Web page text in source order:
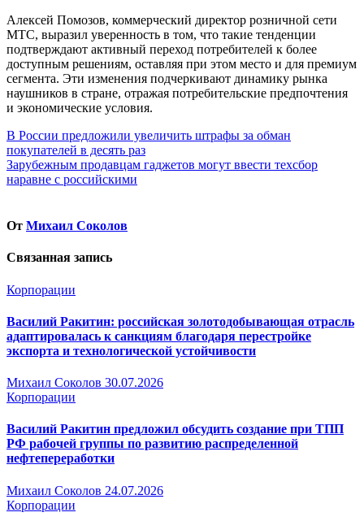
Алексей Помозов, коммерческий директор розничной сети
МТС, выразил уверенность в том, что такие тенденции
подтверждают активный переход потребителей к более
доступным решениям, оставляя при этом место и для премиум
сегмента. Эти изменения подчеркивают динамику рынка
наушников в стране, отражая потребительские предпочтения
и экономические условия.
Навигация
по
записям
В России предложили увеличить штрафы за обман
покупателей в десять раз
Зарубежным продавцам гаджетов могут ввести техсбор
наравне с российскими
От Михаил Соколов
Связанная запись
Корпорации
Василий Ракитин: российская золотодобывающая отрасль
адаптировалась к санкциям благодаря перестройке
экспорта и технологической устойчивости
Михаил Соколов 30.07.2026
Корпорации
Василий Ракитин предложил обсудить создание при ТПП
РФ рабочей группы по развитию распределенной
нефтепереработки
Михаил Соколов 24.07.2026
Корпорации